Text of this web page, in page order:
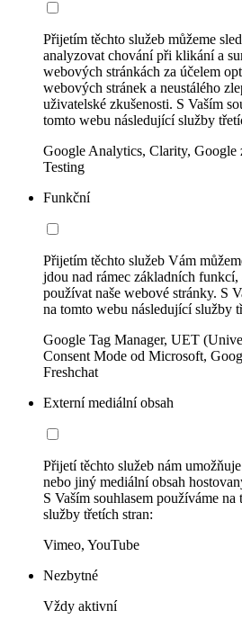
Přijetím těchto služeb můžeme
analyzovat chování při klikání a
webových stránkách za účelem
webových stránek a neustálého
uživatelské zkušenosti. S Vaším
tomto webu následující služby
Google Analytics, Clarity, Google
Testing
Funkční
Přijetím těchto služeb Vám
jdou nad rámec základních
používat naše webové stránky. S
na tomto webu následující služby
Google Tag Manager, UET
Consent Mode od Microsoft,
Freshchat
Externí mediální obsah
Přijetí těchto služeb nám
nebo jiný mediální obsah
S Vaším souhlasem používáme
služby třetích stran:
Vimeo, YouTube
Nezbytné
Vždy aktivní